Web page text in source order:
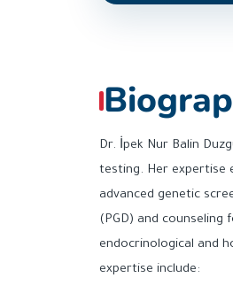
Dr. İpek Nur Balin
testing. Her expertise
advanced genetic
(PGD) and
endocrinological and
expertise include: